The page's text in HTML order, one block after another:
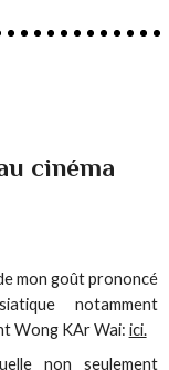
cinéma
mon goût prononcé
notamment
Wong KAr Wai: ici.
non seulement